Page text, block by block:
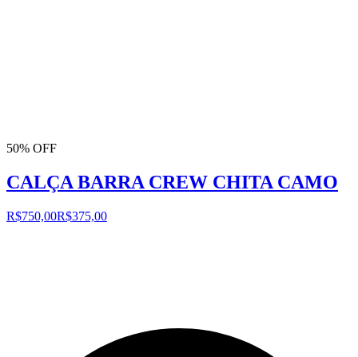
50% OFF
CALÇA BARRA CREW CHITA CAMO
R$750,00R$375,00